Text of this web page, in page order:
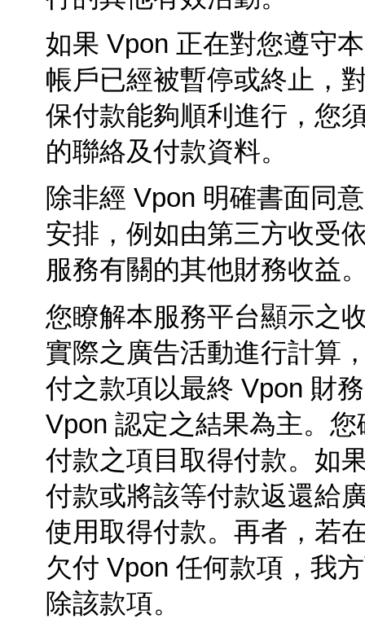
如果 Vpon 正在對您遵守
帳戶已經被暫停或終止，
保付款能夠順利進行，您
的聯絡及付款資料。
除非經 Vpon 明確書面同
安排，例如由第三方收受
服務有關的其他財務收益
您瞭解本服務平台顯示之
實際之廣告活動進行計算
付之款項以最終 Vpon 財
Vpon 認定之結果為主。
付款之項目取得付款。如
付款或將該等付款返還給
使用取得付款。再者，若
欠付 Vpon 任何款項，我
除該款項。